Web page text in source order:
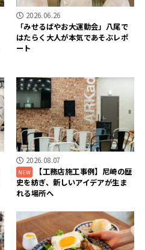
2026.06.26
「みせるばやお大運動会」八尾で
はたらく大人が本気であそぶレポ
ート
2026.08.07
【工務店施工事例】尼崎の歴
史を紡ぎ、新しいアイデアが生ま
れる場所へ